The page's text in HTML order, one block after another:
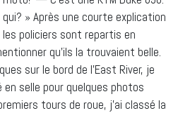
» Après une courte explication
les policiers sont repartis en
qu’ils la trouvaient belle.
sur le bord de l’East River, je
selle pour quelques photos
tours de roue, j’ai classé la